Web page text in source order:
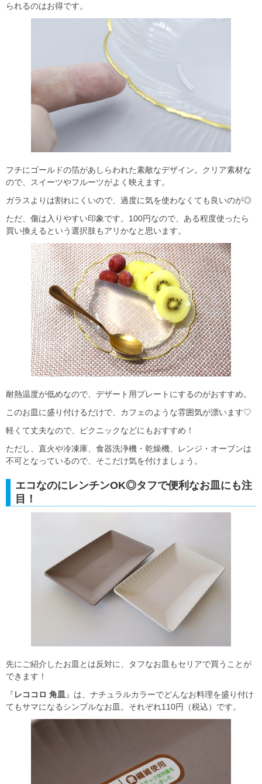
られるのはお得です。
フチにゴールドの箔があしらわれた素敵なデザイン。クリア素材な
ので、スイーツやフルーツがよく映えます。
ガラスよりは割れにくいので、過度に気を使わなくても良いのが◎
ただ、傷は入りやすい印象です。100円なので、ある程度使ったら
買い換えるという選択肢もアリかなと思います。
耐熱温度が低めなので、デザート用プレートにするのがおすすめ。
このお皿に盛り付けるだけで、カフェのような雰囲気が漂います♡
軽くて丈夫なので、ピクニックなどにもおすすめ！
ただし、直火や冷凍庫、食器洗浄機・乾燥機、レンジ・オーブンは
不可となっているので、そこだけ気を付けましょう。
エコなのにレンチンOK◎タフで便利なお皿にも注
目！
先にご紹介したお皿とは反対に、タフなお皿もセリアで買うことが
できます！
『レココロ 角皿 』は、ナチュラルカラーでどんなお料理を盛り付け
てもサマになるシンプルなお皿。それぞれ110円（税込）です。